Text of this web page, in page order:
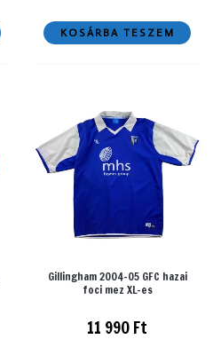
KOSÁRBA TESZEM
Gillingham 2004-05 GFC hazai
foci mez XL-es
11 990Ft